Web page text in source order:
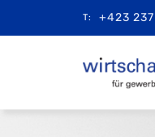
T: +423